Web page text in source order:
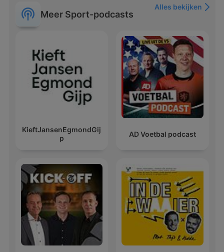
Meer Sport-podcasts
Alles bekijken
KieftJansenEgmondGij
p
AD Voetbal podcast